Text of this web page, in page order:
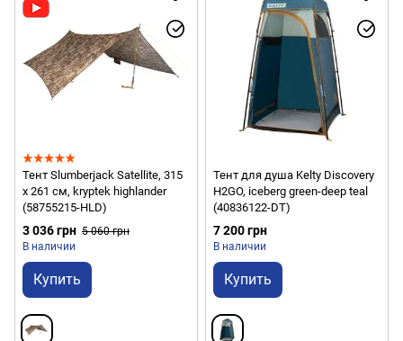
Тент Slumberjack Satellite, 315
х 261 см, kryptek highlander
(58755215-HLD)
3 036 грн 5 060 грн
В наличии
Купить
Тент для душа Kelty Discovery
H2GO, iceberg green-deep teal
(40836122-DT)
7 200 грн
В наличии
Купить